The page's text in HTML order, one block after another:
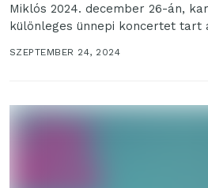
Miklós 2024. december 26-án,
különleges ünnepi koncertet tart
SZEPTEMBER 24, 2024